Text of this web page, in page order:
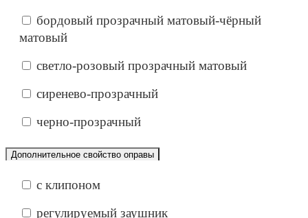
бордовый прозрачный матовый-чёрный
матовый
светло-розовый прозрачный матовый
сиренево-прозрачный
черно-прозрачный
Дополнительное свойство оправы
с клипоном
регулируемый заушник